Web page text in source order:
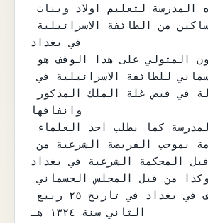
وتكون هذه المدرسة لتعليم اولاد وبنات
في بغداد
المجلس الجسماني للطائفة الاسرائيلية في
وانفاقها
والحجة اللازمة بموجب الفريضة الشرعية من
قبل المحكمة الشرعية في بغداد
وعند كذا وكذا من قبل المجلس الجسماني
الثاني سنة ١٣٢٤ هـ